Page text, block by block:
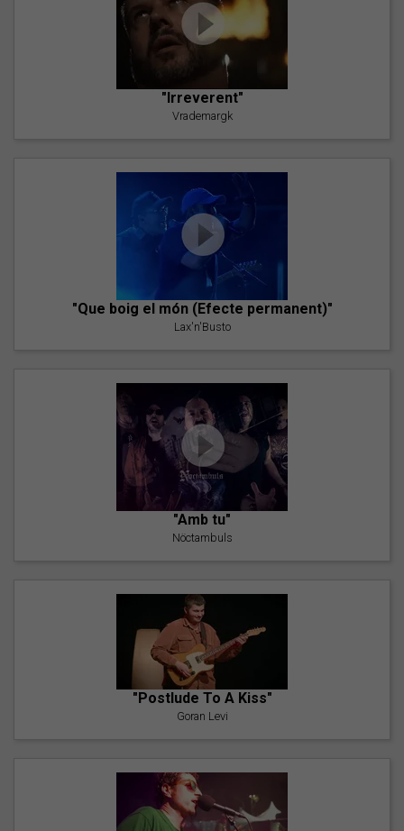
"Irreverent"
Vrademargk
"Que boig el món (Efecte permanent)"
Lax'n'Busto
"Amb tu"
Nöctambuls
"Postlude To A Kiss"
Goran Levi